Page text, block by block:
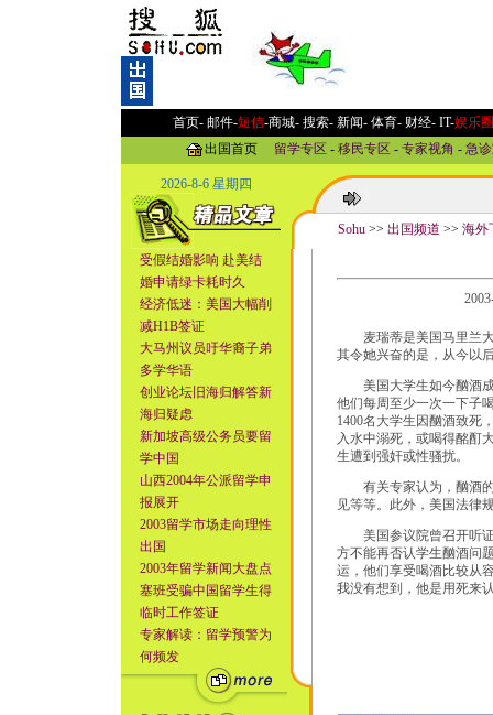
首页- 邮件-短信-商城- 搜索-新闻- 体育-财经- IT-娱乐圈
出国首页
留学专区- 移民专区- 专家视角 - 急
2026-8-6 星期四
受假结婚影响 赴美结
婚申请绿卡耗时久
经济低迷：美国大幅削
减H1B签证
大马州议员吁华裔子弟
多学华语
创业论坛旧海归解答新
海归疑虑
新加坡高级公务员要留
学中国
山西2004年公派留学申
报展开
2003留学市场走向理性
出国
2003年留学新闻大盘点
塞班受骗中国留学生得
临时工作签证
专家解读：留学预警为
何频发
Sohu >> 出国频道 >> 海外
麦瑞蒂是美国马里兰大
其令她兴奋的是，从今以
美国大学生如今酗酒成
他们每周至少一次一下子
1400名大学生因酗酒致死
入水中溺死，或喝得酩酊
生遭到强奸或性骚扰。
有关专家认为，酗酒的
见等等。此外，美国法律
美国参议院曾召开听证
方不能再否认学生酗酒问
运，他们享受喝酒比较从
我没有想到，他是用死来